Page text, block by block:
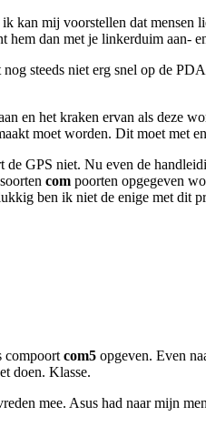
kan mij voorstellen dat
dan met je linkerduim aan-
steeds niet erg snel op de
en het kraken ervan als deze
moet worden. Dit moet met
GPS niet. Nu even de
com poorten opgegeven
ben ik niet de enige met
compoort com5 opgeven. Even
doen. Klasse.
mee. Asus had naar mijn